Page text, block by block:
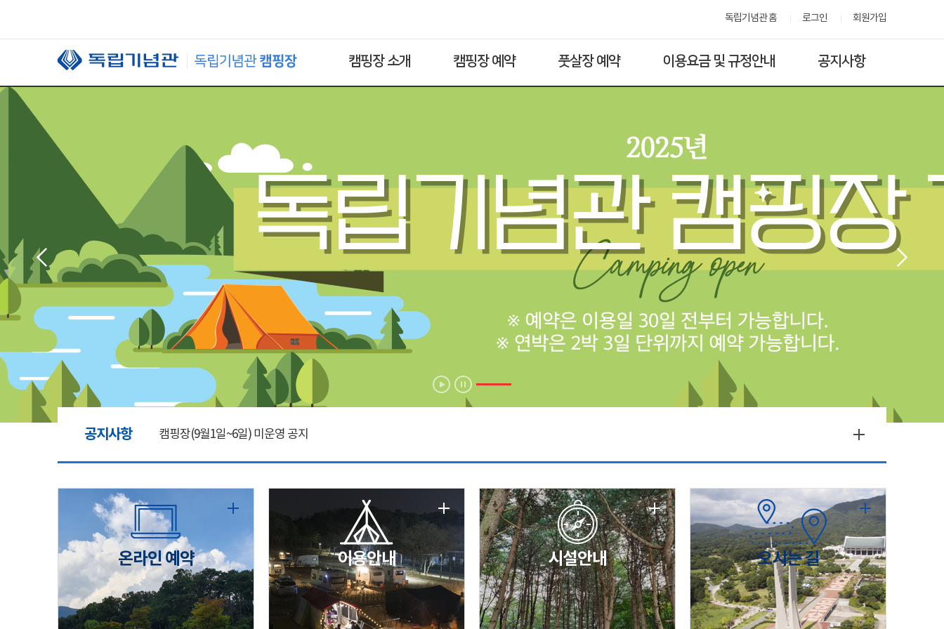
독립기념관 홈 로그인 회원가입
캠핑장 소개 캠핑장 예약 풋살장 예약 이용요금 및 규정안내 공지사항
공지사항 캠핑장(9월1일~6일) 미운영 공지
[6/1]전산시스템 점검 및 안정화에 따른 서비스 이용 제한 안내
2026년 5월 캠핑장 안점 점검의 날 변경 안내
캠핑장(9월1일~6일) 미운영 공지
온라인 예약 이용안내 시설안내 오시는 길